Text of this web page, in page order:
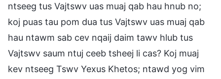
ntseeg tus Vajtswv uas muaj qab hau hnub no;
koj puas tau pom dua tus Vajtswv uas muaj qab
hau ntawm sab cev nqaij daim tawv hlub tus
Vajtswv saum ntuj ceeb tsheej li cas? Koj muaj
kev ntseeg Tswv Yexus Khetos; ntawd yog vim